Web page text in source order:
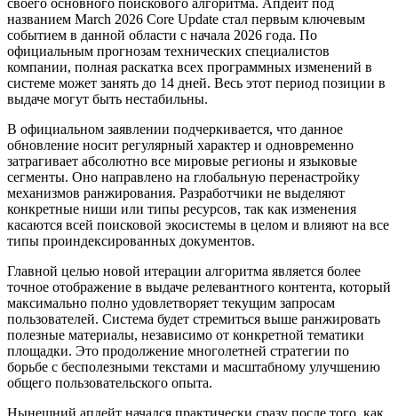
названием March 2026 Core Update стал первым ключевым
событием в данной области с начала 2026 года. По
официальным прогнозам технических специалистов
компании, полная раскатка всех программных изменений в
системе может занять до 14 дней. Весь этот период позиции в
выдаче могут быть нестабильны.
В официальном заявлении подчеркивается, что данное
обновление носит регулярный характер и одновременно
затрагивает абсолютно все мировые регионы и языковые
сегменты. Оно направлено на глобальную перенастройку
механизмов ранжирования. Разработчики не выделяют
конкретные ниши или типы ресурсов, так как изменения
касаются всей поисковой экосистемы в целом и влияют на все
типы проиндексированных документов.
Главной целью новой итерации алгоритма является более
точное отображение в выдаче релевантного контента, который
максимально полно удовлетворяет текущим запросам
пользователей. Система будет стремиться выше ранжировать
полезные материалы, независимо от конкретной тематики
площадки. Это продолжение многолетней стратегии по
борьбе с бесполезными текстами и масштабному улучшению
общего пользовательского опыта.
Нынешний апдейт начался практически сразу после того, как